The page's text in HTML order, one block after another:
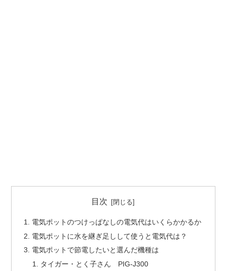
目次
電気ポットのつけっぱなしの電気代はいくらかかるか
電気ポットに水を継ぎ足しして使うと電気代は？
電気ポットで節電したいと選んだ機種は
タイガー・とく子さん PIG‐J300